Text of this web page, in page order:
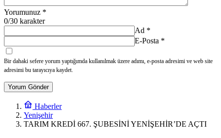
Yorumunuz *
0/30 karakter
Ad *
E-Posta *
Bir dahaki sefere yorum yaptığımda kullanılmak üzere adımı, e-posta adresimi ve web site
adresimi bu tarayıcıya kaydet.
Yorum Gönder
Haberler
Yenişehir
TARIM KREDİ 667. ŞUBESİNİ YENİŞEHİR’DE AÇTI